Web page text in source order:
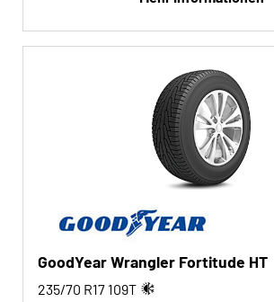
Keine Run-flat (22)
GoodYear Wrangler Fortitude HT
235/70 R17 109T